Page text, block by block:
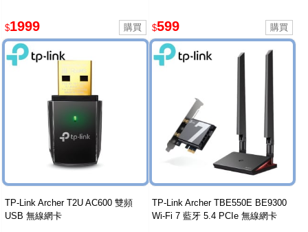
$1999 $599
TP-Link Archer T2U AC600 雙頻
USB 無線網卡
TP-Link Archer TBE550E BE9300
Wi-Fi 7 藍牙 5.4 PCIe 無線網卡